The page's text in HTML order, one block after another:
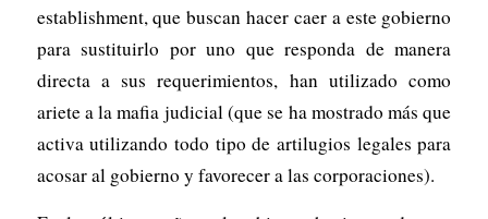
establishment, que buscan hacer caer a este gobierno
para sustituirlo por uno que responda de manera
directa a sus requerimientos, han utilizado como
ariete a la mafia judicial (que se ha mostrado más que
activa utilizando todo tipo de artilugios legales para
acosar al gobierno y favorecer a las corporaciones).